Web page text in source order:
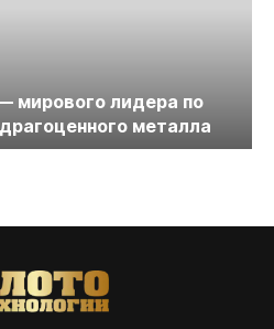
мирового лидера по
металла